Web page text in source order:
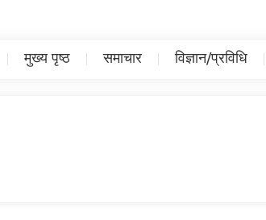
मुख्य पृष्ठ समाचार विज्ञान/प्रविधि